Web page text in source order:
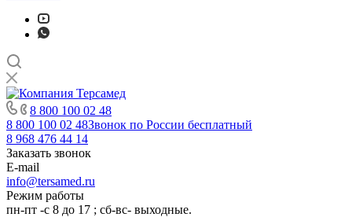
8 800 100 02 48
8 800 100 02 48Звонок по России бесплатный
8 968 476 44 14
Заказать звонок
E-mail
info@tersamed.ru
Режим работы
пн-пт -с 8 до 17 ; сб-вс- выходные.